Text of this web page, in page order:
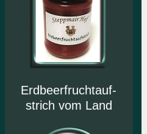
Erdbeerfruchtauf-
strich vom Land